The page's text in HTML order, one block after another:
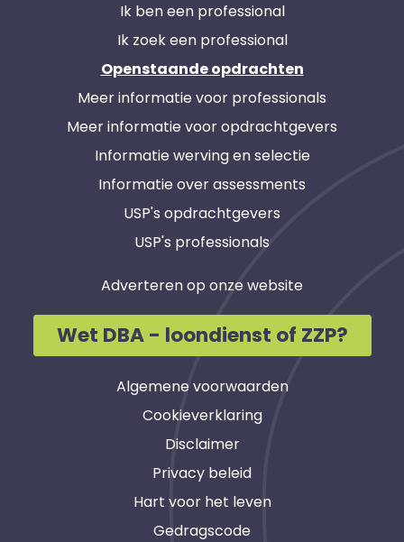
Ik ben een professional
Ik zoek een professional
Openstaande opdrachten
Meer informatie voor professionals
Meer informatie voor opdrachtgevers
Informatie werving en selectie
Informatie over assessments
USP's opdrachtgevers
USP's professionals
Adverteren op onze website
Wet DBA - loondienst of ZZP?
Algemene voorwaarden
Cookieverklaring
Disclaimer
Privacy beleid
Hart voor het leven
Gedragscode